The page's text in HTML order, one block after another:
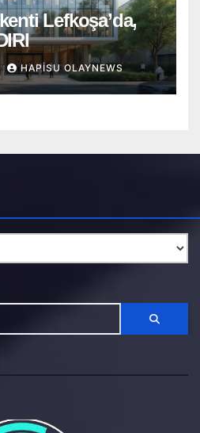
Lefkoşa’da,
HAPISU OLAYNEWS